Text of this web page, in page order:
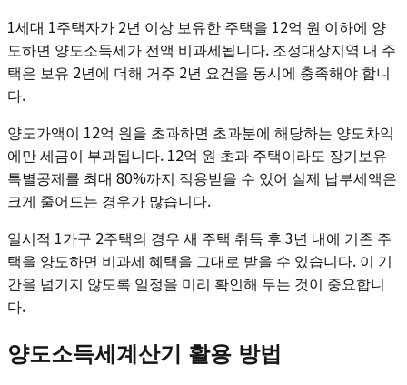
1세대 1주택자가 2년 이상 보유한 주택을 12억 원 이하에 양
도하면 양도소득세가 전액 비과세됩니다. 조정대상지역 내 주
택은 보유 2년에 더해 거주 2년 요건을 동시에 충족해야 합니
다.
양도가액이 12억 원을 초과하면 초과분에 해당하는 양도차익
에만 세금이 부과됩니다. 12억 원 초과 주택이라도 장기보유
특별공제를 최대 80%까지 적용받을 수 있어 실제 납부세액은
크게 줄어드는 경우가 많습니다.
일시적 1가구 2주택의 경우 새 주택 취득 후 3년 내에 기존 주
택을 양도하면 비과세 혜택을 그대로 받을 수 있습니다. 이 기
간을 넘기지 않도록 일정을 미리 확인해 두는 것이 중요합니
다.
양도소득세계산기 활용 방법